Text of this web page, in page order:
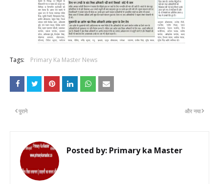
Tags: Primary Ka Master News
और नया
पुराने
Posted by: Primary ka Master